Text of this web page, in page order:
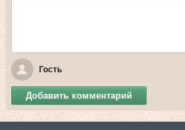
Гость
Добавить комментарий